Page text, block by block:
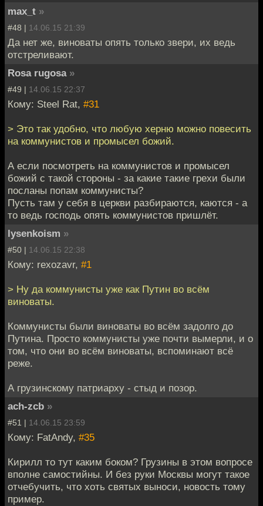
max_t »
#48 | 14.06.15 21:39
Да нет же, виноваты опять только звери, их ведь
отстреливают.
Rosa rugosa »
#49 | 14.06.15 22:37
Кому: Steel Rat, #31
> Это так удобно, что любую херню можно повесить
на коммунистов и промысел божий.
А если посмотреть на коммунистов и промысел
божий с такой стороны - за какие такие грехи были
посланы попам коммунисты?
Пусть там у себя в церкви разбираются, каются - а
то ведь господь опять коммунистов пришлёт.
lysenkoism »
#50 | 14.06.15 22:38
Кому: rexozavr, #1
> Ну да коммунисты уже как Путин во всём
виноваты.
Коммунисты были виноваты во всём задолго до
Путина. Просто коммунисты уже почти вымерли, и о
том, что они во всём виноваты, вспоминают всё
реже.
А грузинскому патриарху - стыд и позор.
ach-zcb »
#51 | 14.06.15 23:59
Кому: FatAndy, #35
Кирилл то тут каким боком? Грузины в этом вопросе
вполне самостийны. И без руки Москвы могут такое
отчебучить, что хоть святых выноси, новость тому
пример.